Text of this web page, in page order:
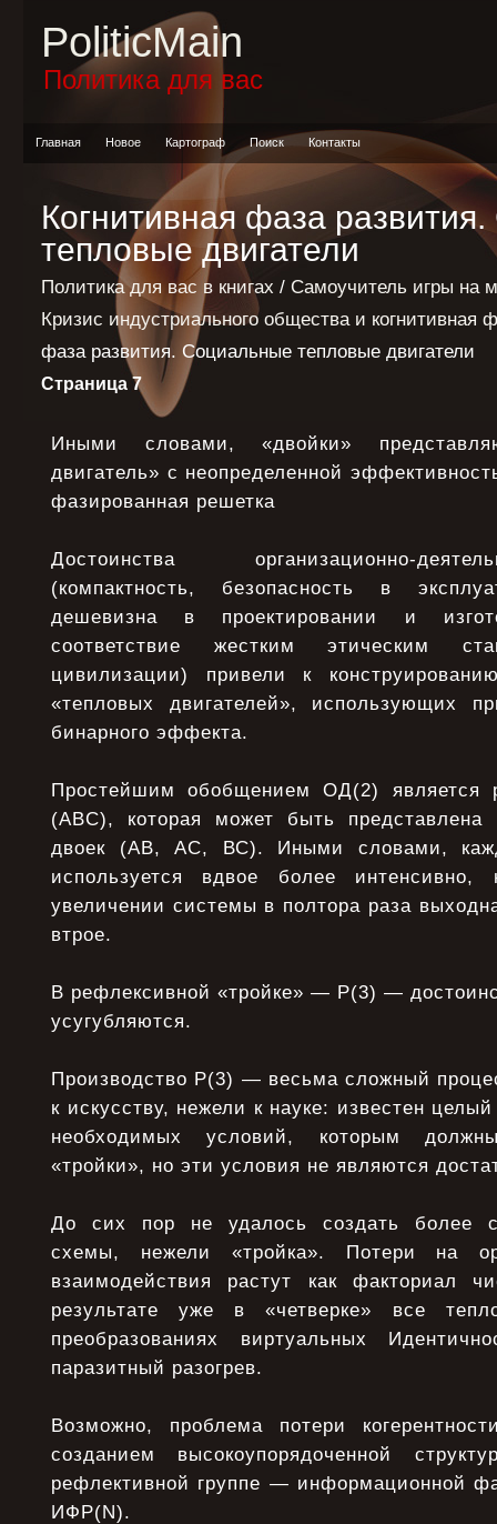
PoliticMain
Политика для вас
Главная Новое Картограф Поиск Контакты
Когнитивная фаза
тепловые двигатели
Политика для вас в книгах / Самоучитель игры на
Кризис индустриального общества и когнитивная
фаза развития. Социальные тепловые двигатели
Страница 7
Иными словами, «двойки»
двигатель» с неопределенной
фазированная решетка
Достоинства организационно-
(компактность, безопасность в
дешевизна в проектировании и
соответствие жестким этическим
цивилизации) привели к
«тепловых двигателей», использующих
бинарного эффекта.
Простейшим обобщением ОД(2) является
(ABC), которая может быть представлена
двоек (АВ, АС, ВС). Иными словами,
используется вдвое более
увеличении системы в полтора раза
втрое.
В рефлексивной «тройке» — Р(3) —
усугубляются.
Производство Р(3) — весьма сложный
к искусству, нежели к науке: известен
необходимых условий, которым
«тройки», но эти условия не являются
До сих пор не удалось создать более
схемы, нежели «тройка». Потери на
взаимодействия растут как факториал
результате уже в «четверке» все
преобразованиях виртуальных
паразитный разогрев.
Возможно, проблема потери
созданием высокоупорядоченной
рефлективной группе — информационной
ИФР(N).